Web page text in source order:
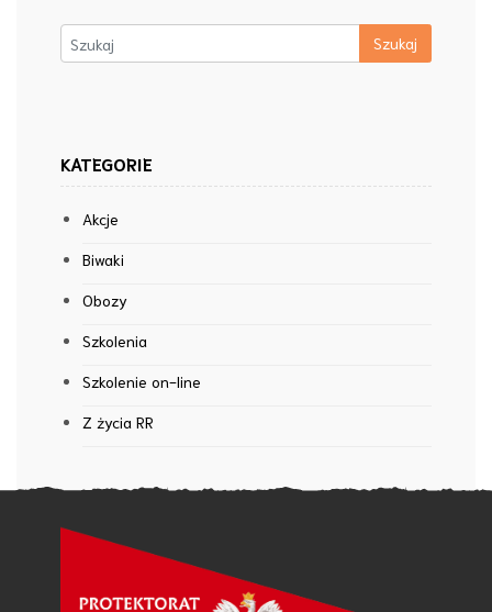
KATEGORIE
Akcje
Biwaki
Obozy
Szkolenia
Szkolenie on-line
Z życia RR